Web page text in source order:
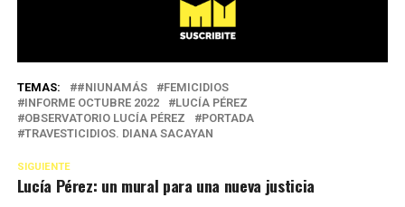
TEMAS: #NIUNAMÁS
FEMICIDIOS
INFORME OCTUBRE 2022
LUCÍA PÉREZ
OBSERVATORIO LUCÍA PÉREZ
PORTADA
TRAVESTICIDIOS. DIANA SACAYAN
SIGUIENTE
Lucía Pérez: un mural para una nueva justicia